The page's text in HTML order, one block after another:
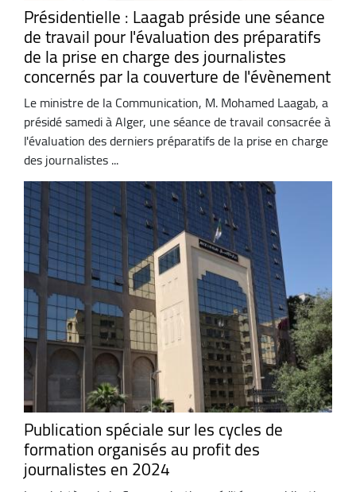
Présidentielle : Laagab préside une séance
de travail pour l'évaluation des préparatifs
de la prise en charge des journalistes
concernés par la couverture de l'évènement
Le ministre de la Communication, M. Mohamed Laagab, a
présidé samedi à Alger, une séance de travail consacrée à
l'évaluation des derniers préparatifs de la prise en charge
des journalistes ...
Publication spéciale sur les cycles de
formation organisés au profit des
journalistes en 2024